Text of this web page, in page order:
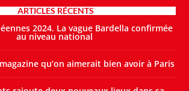
ARTICLES RÉCENTS
2024. La vague Bardella confirmée
au niveau national
qu’on aimerait bien avoir à Paris